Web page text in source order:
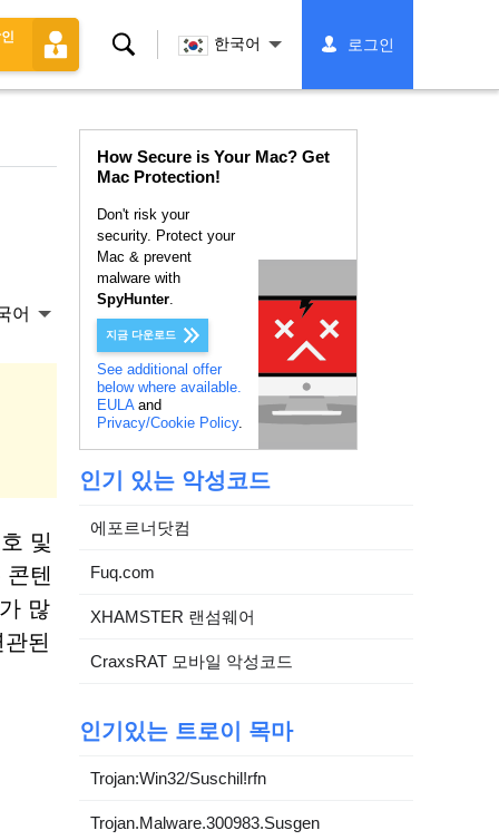
찾
한국어 로그인
어
및
텐
많
된
How Secure is Your Mac? Get
Mac Protection!
Don't risk your
security. Protect your
Mac & prevent
malware with
SpyHunter.
지금 다운로드
See additional offer
below where available.
EULAand
Privacy/Cookie Policy.
인기 있는 악성코드
에포르너닷컴
Fuq.com
XHAMSTER 랜섬웨어
CraxsRAT 모바일 악성코드
인기있는 트로이 목마
Trojan:Win32/Suschil!rfn
Trojan.Malware.300983.Susgen